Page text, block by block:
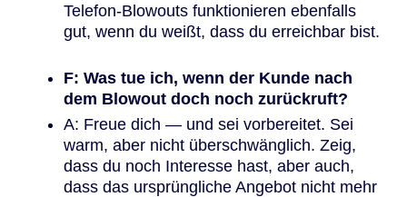
Telefon-Blowouts funktionieren ebenfalls
gut, wenn du weißt, dass du erreichbar bist.
F: Was tue ich, wenn der Kunde nach
dem Blowout doch noch zurückruft?
A: Freue dich — und sei vorbereitet. Sei
warm, aber nicht überschwänglich. Zeig,
dass du noch Interesse hast, aber auch,
dass das ursprüngliche Angebot nicht mehr